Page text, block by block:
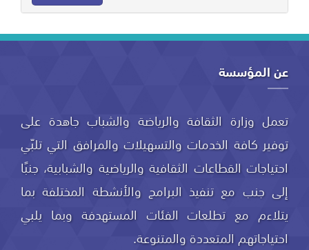
عن المؤسسة
تعمل وزارة الثقافة والرياضة والشباب جاهدة على
توفير كافة الخدمات والتسهيلات والمرافق التي تلبّي
احتياجات القطاعات الثقافية والرياضية والشبابية، جنبًا
إلى جنب مع تنفيذ البرامج والأنشطة المختلفة بما
يتلاءم مع تطلعات الفئات المستهدفة وبما يلبي
احتياجاتهم المتعددة والمتنوعة.